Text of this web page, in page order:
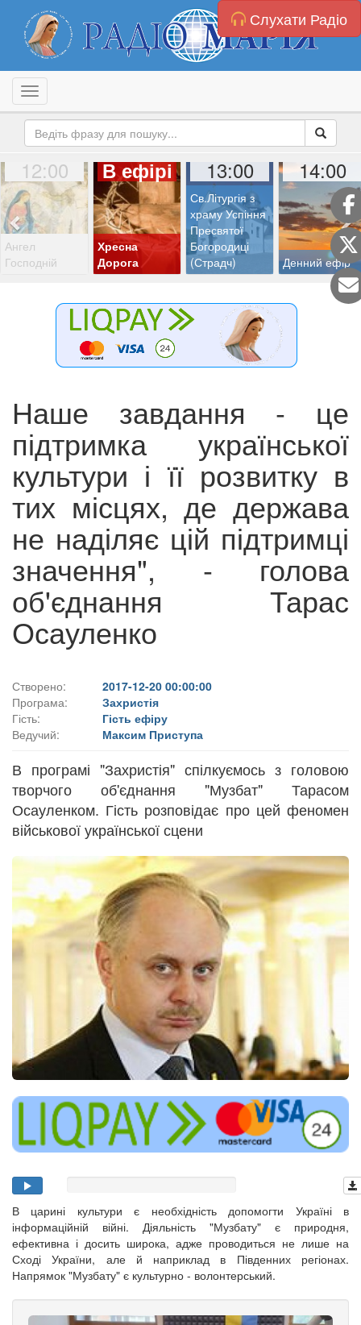
Слухати Радіо
Toggle navigation
12:00
Ангел
Господній
В ефірі
Хресна
Дорога
13:00
Св.Літургія з
храму Успіння
Пресвятої
Богородиці
(Страдч)
14:00
Денний ефір
Наше завдання - це
підтримка української
культури і її розвитку в
тих місцях, де держава
не наділяє цій підтримці
значення", - голова
об'єднання Тарас
Осауленко
Створено:
2017-12-20 00:00:00
Програма:
Захристія
Гість:
Гість ефіру
Ведучий:
Максим Приступа
В програмі "Захристія" спілкуємось з головою
творчого об'єднання "Музбат" Тарасом
Осауленком. Гість розповідає про цей феномен
військової української сцени
В царині культури є необхідність допомогти Україні в
інформаційній війні. Діяльність "Музбату" є природня,
ефективна і досить широка, адже проводиться не лише на
Сході України, але й наприклад в Південних регіонах.
Напрямок "Музбату" є культурно - волонтерський.